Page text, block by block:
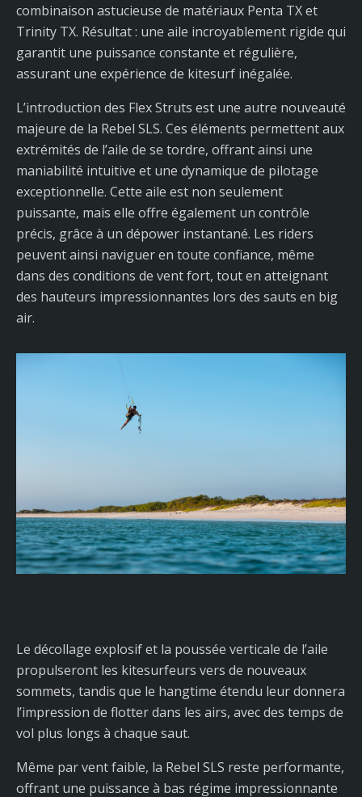
combinaison astucieuse de matériaux Penta TX et
Trinity TX. Résultat : une aile incroyablement rigide qui
garantit une puissance constante et régulière,
assurant une expérience de kitesurf inégalée.
L’introduction des Flex Struts est une autre nouveauté
majeure de la Rebel SLS. Ces éléments permettent aux
extrémités de l’aile de se tordre, offrant ainsi une
maniabilité intuitive et une dynamique de pilotage
exceptionnelle. Cette aile est non seulement
puissante, mais elle offre également un contrôle
précis, grâce à un dépower instantané. Les riders
peuvent ainsi naviguer en toute confiance, même
dans des conditions de vent fort, tout en atteignant
des hauteurs impressionnantes lors des sauts en big
air.
Le décollage explosif et la poussée verticale de l’aile
propulseront les kitesurfeurs vers de nouveaux
sommets, tandis que le hangtime étendu leur donnera
l’impression de flotter dans les airs, avec des temps de
vol plus longs à chaque saut.
Même par vent faible, la Rebel SLS reste performante,
offrant une puissance à bas régime impressionnante